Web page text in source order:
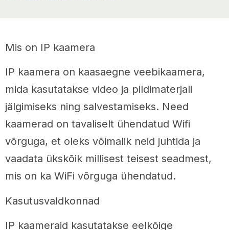
Mis on IP kaamera
IP kaamera on kaasaegne veebikaamera,
mida kasutatakse video ja pildimaterjali
jälgimiseks ning salvestamiseks. Need
kaamerad on tavaliselt ühendatud Wifi
võrguga, et oleks võimalik neid juhtida ja
vaadata ükskõik millisest teisest seadmest,
mis on ka WiFi võrguga ühendatud.
Kasutusvaldkonnad
IP kaameraid kasutatakse eelkõige